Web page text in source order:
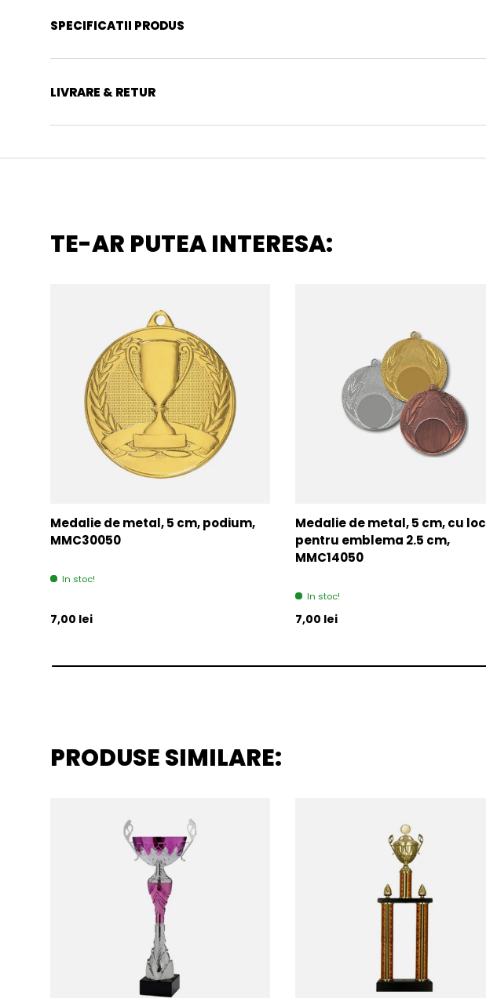
SPECIFICATII PRODUS
LIVRARE & RETUR
TE-AR PUTEA INTERESA:
Medalie de metal, 5 cm, podium,
MMC30050
In stoc!
Pret initial
7,00 lei
Medalie de metal, 5 cm, cu loc
pentru emblema 2.5 cm,
MMC14050
In stoc!
Pret initial
7,00 lei
PRODUSE SIMILARE: